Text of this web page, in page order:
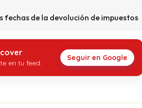
fechas de la devolución de impuestos
en tu feed.
Seguir en Google